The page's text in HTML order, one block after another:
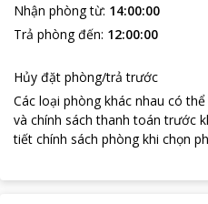
Nhận phòng từ: 14:00:00
Trả phòng đến: 12:00:00
Hủy đặt phòng/trả trước
Các loại phòng khác nhau có
và chính sách thanh toán trước
tiết chính sách phòng khi chọn